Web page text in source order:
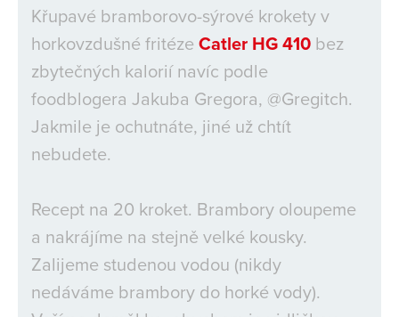
Křupavé bramborovo-sýrové krokety v
horkovzdušné fritéze Catler HG 410 bez
zbytečných kalorií navíc podle
foodblogera Jakuba Gregora, @Gregitch.
Jakmile je ochutnáte, jiné už chtít
nebudete.
Recept na 20 kroket. Brambory oloupeme
a nakrájíme na stejně velké kousky.
Zalijeme studenou vodou (nikdy
nedáváme brambory do horké vody).